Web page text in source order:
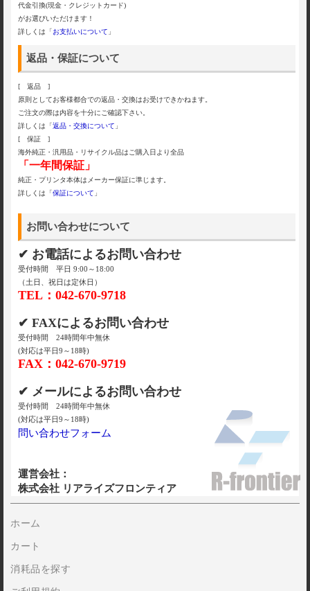
代金引換(現金・クレジットカード)
がお選びいただけます！
詳しくは「お支払いについて 」
返品・保証について
[ 返品 ]
原則としてお客様都合での返品・交換はお受けできかねます。
ご注文の際は内容を十分にご確認下さい。
詳しくは「返品・交換について 」
[ 保証 ]
海外純正・汎用品・リサイクル品はご購入日より全品
「一年間保証」
純正・プリンタ本体はメーカー保証に準じます。
詳しくは「保証について 」
お問い合わせについて
✔ お電話によるお問い合わせ
受付時間 平日 9:00～18:00
（土日、祝日は定休日）
TEL：042-670-9718
✔ FAXによるお問い合わせ
受付時間 24時間年中無休
(対応は平日9～18時)
FAX：042-670-9719
✔ メールによるお問い合わせ
受付時間 24時間年中無休
(対応は平日9～18時)
問い合わせフォーム
運営会社：
株式会社 リアライズフロンティア
ホーム
カート
消耗品を探す